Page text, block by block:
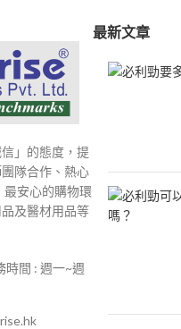
」的態度，提
隊合作、熱心
最安心的購物環
及醫材用品等
時間 : 週一~週
最新文章